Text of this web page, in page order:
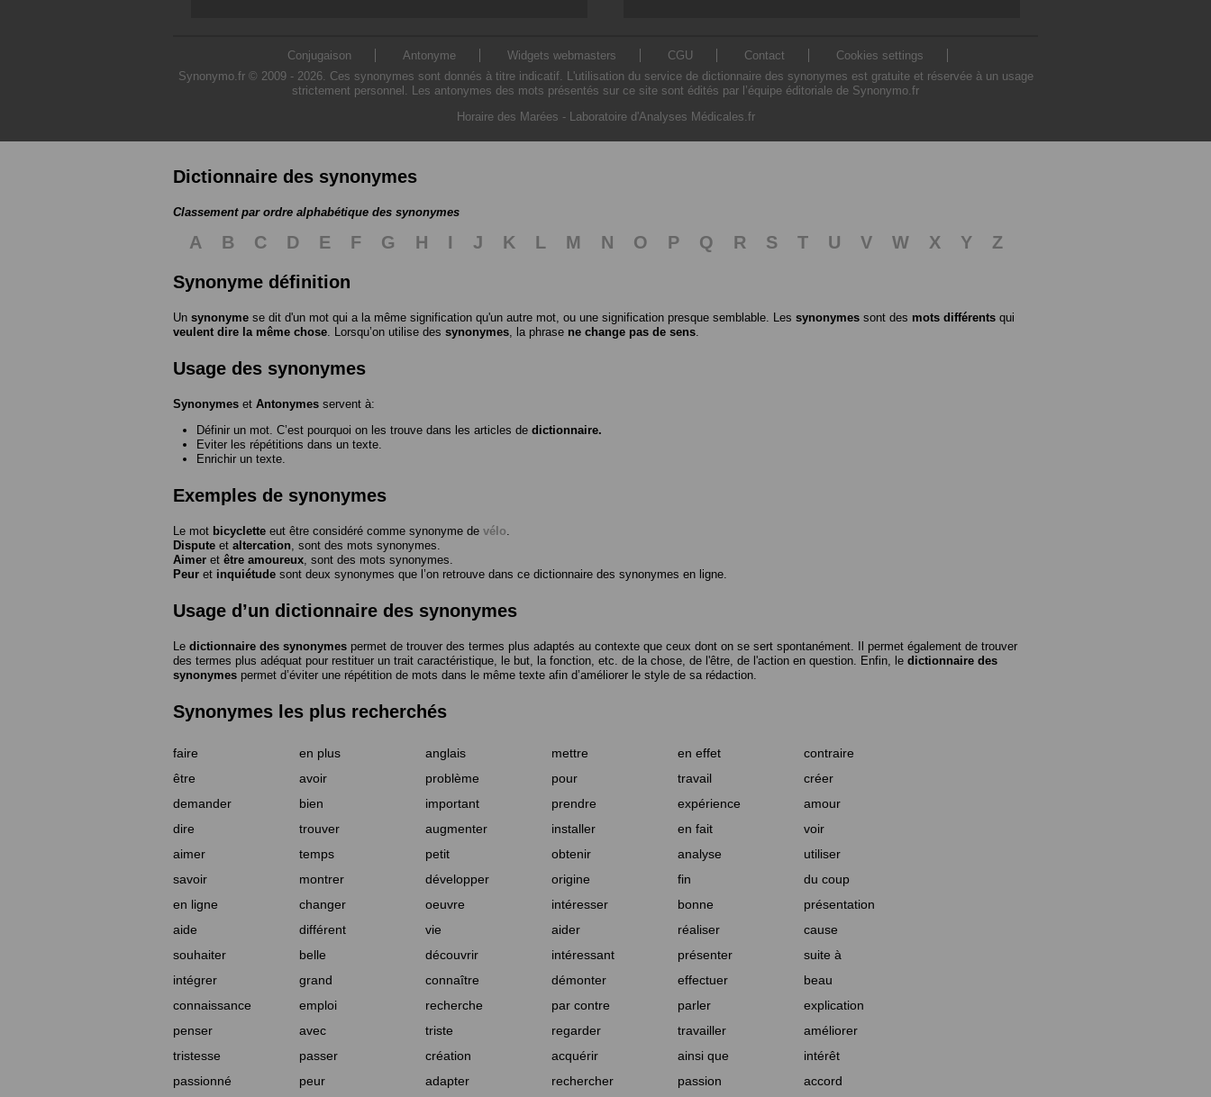
Conjugaison Antonyme Widgets webmasters CGU Contact
Cookies settings
Synonymo.fr © 2009 - 2026. Ces synonymes sont donnés à titre indicatif. L'utilisation du service de dictionnaire des synonymes est gratuite et réservée à un usage
strictement personnel. Les antonymes des mots présentés sur ce site sont édités par l’équipe éditoriale de Synonymo.fr
Horaire des Marées - Laboratoire d'Analyses Médicales.fr
Dictionnaire des synonymes
Classement par ordre alphabétique des synonymes
A B C D E F G H I J K L M N O P Q R S T U V W X Y
Z
Synonyme définition
Un synonyme se dit d'un mot qui a la même signification qu'un autre mot, ou une signification presque semblable. Les synonymes sont des mots différents qui
veulent dire la même chose . Lorsqu’on utilise des synonymes , la phrase ne change pas de sens
Usage des synonymes
Synonymes et Antonymes servent à:
Définir un mot. C’est pourquoi on les trouve dans les articles de dictionnaire.
Eviter les répétitions dans un texte.
Enrichir un texte.
Exemples de synonymes
Le mot bicyclette eut être considéré comme synonyme de vélo
Dispute et altercation , sont des mots synonymes.
Aimer et être amoureux , sont des mots synonymes.
Peur et inquiétude sont deux synonymes que l’on retrouve dans ce dictionnaire des synonymes en ligne.
Usage d’un dictionnaire des synonymes
Le dictionnaire des synonymes permet de trouver des termes plus adaptés au contexte que ceux dont on se sert spontanément. Il permet également de trouver
des termes plus adéquat pour restituer un trait caractéristique, le but, la fonction, etc. de la chose, de l'être, de l'action en question. Enfin, le dictionnaire des
synonymes permet d’éviter une répétition de mots dans le même texte afin d’améliorer le style de sa rédaction.
Synonymes les plus recherchés
faire en plus anglais mettre en effet
contraire
être
avoir problème pour travail
créer
demander
bien important prendre expérience
amour
dire
trouver augmenter installer en fait
voir
aimer
temps petit obtenir analyse
utiliser
savoir
montrer développer origine fin
du coup
en ligne
changer oeuvre intéresser bonne
présentation
aide
différent vie aider réaliser
cause
souhaiter
belle découvrir intéressant présenter
suite à
intégrer
grand connaître démonter effectuer
beau
connaissance
emploi recherche par contre parler
explication
penser
avec triste regarder travailler
améliorer
tristesse
passer création acquérir ainsi que
intérêt
passionné
peur adapter rechercher passion accord